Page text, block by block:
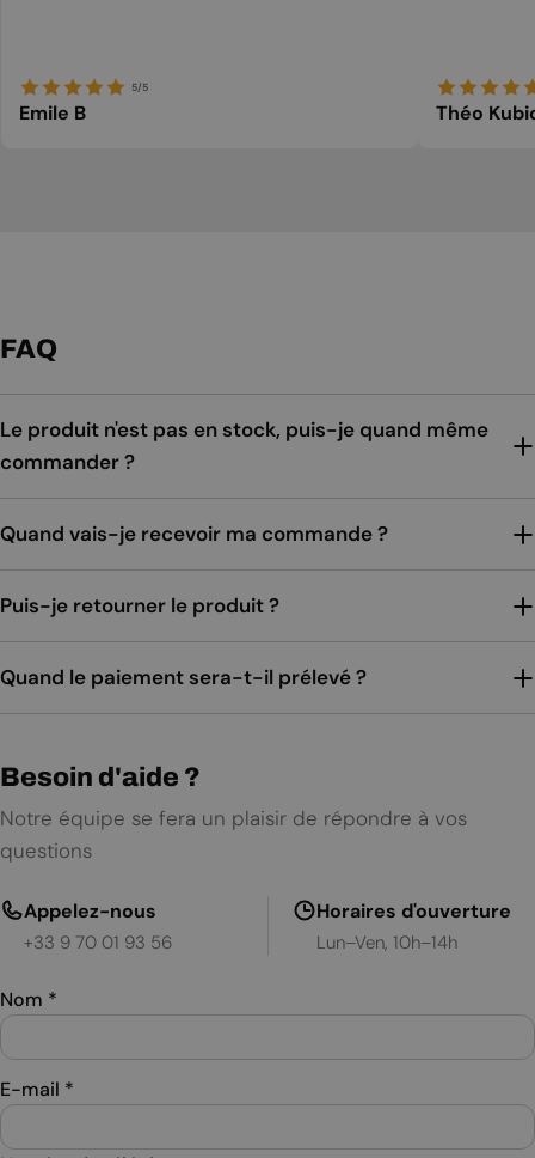
5/5
Emile B Théo
FAQ
Le produit n'est pas en stock, puis-je quand même
commander ?
Quand vais-je recevoir ma commande ?
Puis-je retourner le produit ?
Quand le paiement sera-t-il prélevé ?
Besoin d'aide ?
Notre équipe se fera un plaisir de répondre à vos
questions
Appelez-nous
+33 9 70 01 93 56
Horaires d'ouverture
Lun–Ven, 10h–14h
Nom *
E-mail *